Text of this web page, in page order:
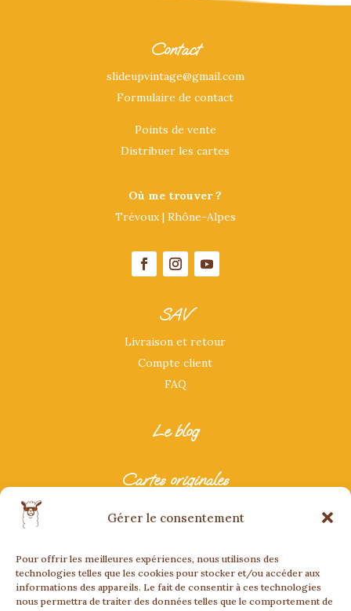
Gérer le consentement
Pour offrir les meilleures expériences, nous utilisons des
technologies telles que les cookies pour stocker et/ou accéder aux
informations des appareils. Le fait de consentir à ces technologies
nous permettra de traiter des données telles que le comportement de
Contact
slideupvintage@gmail.com
Formulaire de contact
Points de vente
Distribuer les cartes
Où me trouver ?
Trévoux | Rhône-Alpes
SAV
Livraison et retour
Compte client
FAQ
Le blog
Cartes originales
Carte bonne retraite